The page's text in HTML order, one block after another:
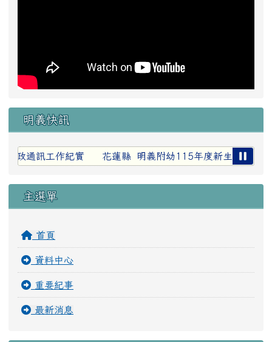
明義快訊
政通訊工作紀實 花蓮縣 明義附幼115年度新生報名抽籤
主選單
首頁
資料中心
重要紀事
最新消息